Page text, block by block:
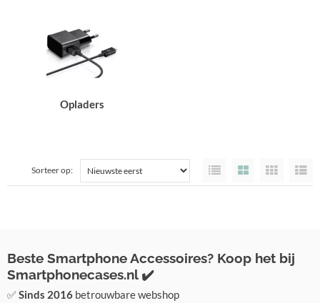
Opladers
Sorteer op:
Beste Smartphone Accessoires? Koop het bij
Smartphonecases.nl ✔️
✅Sinds 2016 betrouwbare webshop